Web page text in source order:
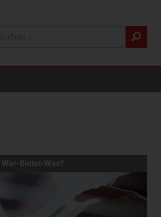
Wer-Bietet-Was?